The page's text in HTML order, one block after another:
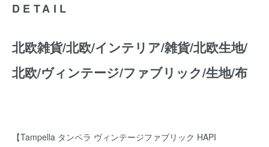
DETAIL
北欧雑貨/北欧/インテリア/雑貨/北欧生地/
北欧/ヴィンテージ/ファブリック/生地/布
【Tampella タンペラ ヴィンテージファブリック HAPI